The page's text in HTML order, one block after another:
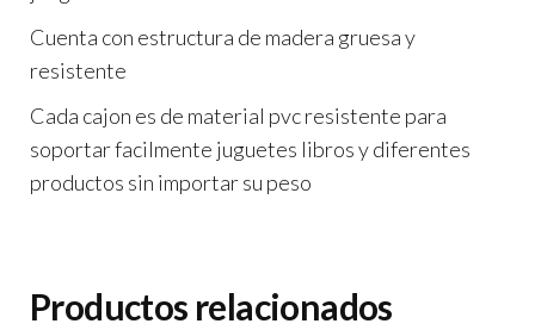
Cuenta con estructura de madera gruesa y
resistente
Cada cajon es de material pvc resistente para
soportar facilmente juguetes libros y diferentes
productos sin importar su peso
Productos relacionados